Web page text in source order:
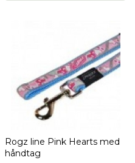
Rogz line Pink Hearts med
håndtag